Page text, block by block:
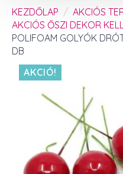
KEZDŐLAP
AKCIÓS
AKCIÓS ŐSZI DEKOR
POLIFOAM GOLYÓK
DB
AKCIÓ!